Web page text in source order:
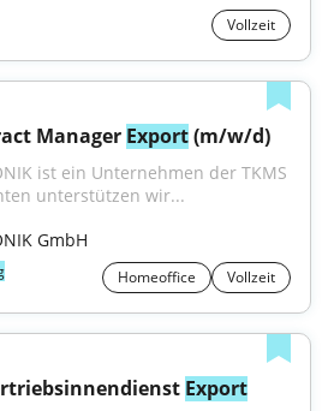
Vollzeit
Manager Export (m/w/d)
ist ein Unternehmen der TKMS
unterstützen wir...
GmbH
Homeoffice Vollzeit
Export